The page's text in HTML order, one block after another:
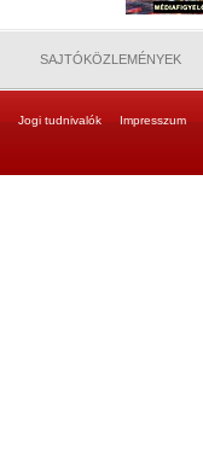
SAJTÓKÖZLEMÉNYEK
Jogi tudnivalók Impresszum